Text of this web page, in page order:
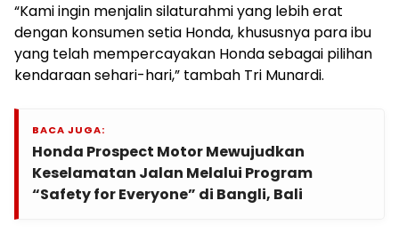
“Kami ingin menjalin silaturahmi yang lebih erat
dengan konsumen setia Honda, khususnya para ibu
yang telah mempercayakan Honda sebagai pilihan
kendaraan sehari-hari,” tambah Tri Munardi.
BACA JUGA:
Honda Prospect Motor Mewujudkan
Keselamatan Jalan Melalui Program
“Safety for Everyone” di Bangli, Bali